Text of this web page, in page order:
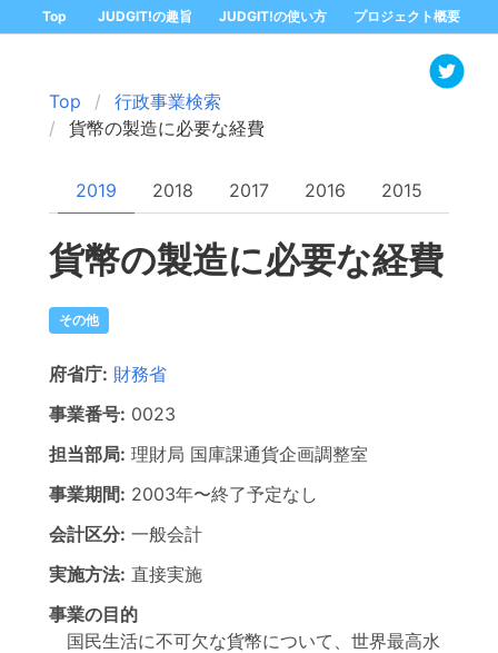
Top JUDGIT!の趣旨 JUDGIT!の使い方 プロジェクト概要
Top
行政事業検索
貨幣の製造に必要な経費
2019 2018 2017 2016 2015
貨幣の製造に必要な経費
その他
府省庁: 財務省
事業番号: 0023
担当部局: 理財局 国庫課通貨企画調整室
事業期間: 2003年〜終了予定なし
会計区分: 一般会計
実施方法: 直接実施
事業の目的
国民生活に不可欠な貨幣について、世界最高水